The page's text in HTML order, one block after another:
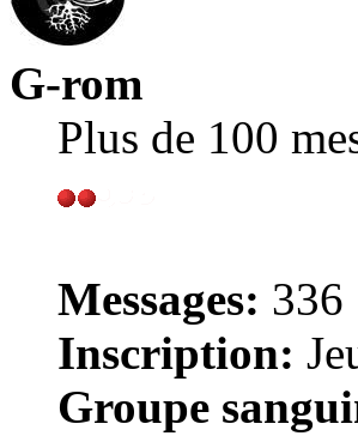
G-rom
Plus de 100
Messages: 336
Inscription:
Groupe